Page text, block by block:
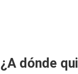
¿A dónde